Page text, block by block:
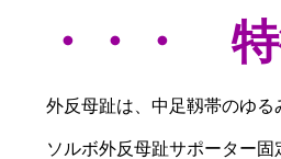
・・・
外反母趾は、中足靱帯のゆ
ソルボ外反母趾サポーター